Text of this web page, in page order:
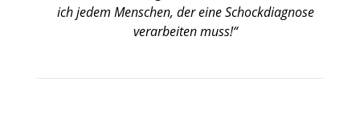
ich jedem Menschen, der eine Schockdiagnose
verarbeiten muss!“